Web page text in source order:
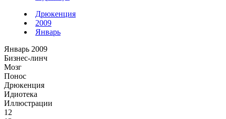
Дрюкенция
2009
Январь
Январь 2009
Бизнес-линч
Мозг
Понос
Дрюкенция
Идиотека
Иллюстрации
12